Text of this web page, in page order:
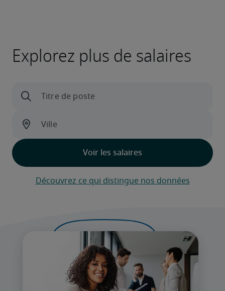
Explorez plus de salaires
Découvrez ce qui distingue nos données